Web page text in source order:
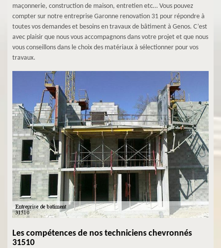
maçonnerie, construction de maison, entretien etc… Vous pouvez
compter sur notre entreprise Garonne renovation 31 pour répondre à
toutes vos demandes et besoins en travaux de bâtiment à Genos. C’est
avec plaisir que nous vous accompagnons dans votre projet et que nous
vous conseillons dans le choix des matériaux à sélectionner pour vos
travaux.
Les compétences de nos techniciens chevronnés
31510